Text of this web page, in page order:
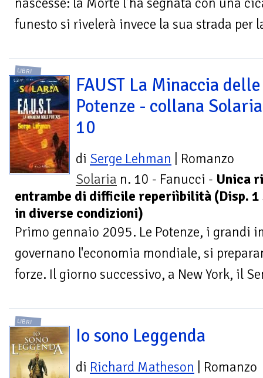
funesto si rivelerà invece la sua strada per
LIBRI
FAUST La Minaccia delle
Potenze - collana
10
di Serge Lehman | Romanzo
Solaria n. 10 - Fanucci - Unica
entrambe di difficile reperiìbilità (Disp.
in diverse condizioni)
Primo gennaio 2095. Le Potenze, i grandi
governano l'economia mondiale, si
forze. Il giorno successivo, a New York, il
LIBRI
Io sono Leggenda
di Richard Matheson | Romanzo